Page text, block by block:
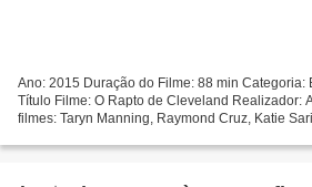
Ano: 2015 Duração do Filme: 88 min Categoria:
Título Filme: O Rapto de Cleveland Realizador:
filmes: Taryn Manning, Raymond Cruz, Katie